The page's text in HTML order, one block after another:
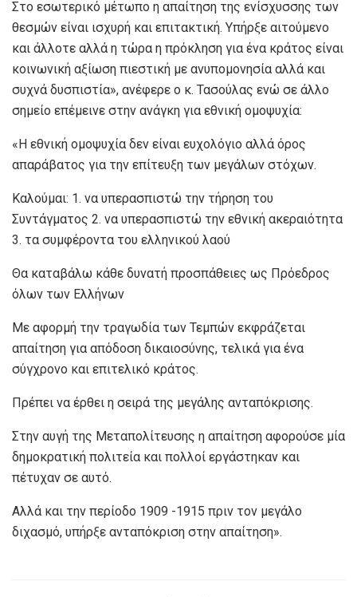
Στο εσωτερικό μέτωπο η απαίτηση της ενίσχυσσης των
θεσμών είναι ισχυρή και επιτακτική. Υπήρξε αιτούμενο
και άλλοτε αλλά η τώρα η πρόκληση για ένα κράτος είναι
κοινωνική αξίωση πιεστική με ανυπομονησία αλλά και
συχνά δυσπιστία», ανέφερε ο κ. Τασούλας ενώ σε άλλο
σημείο επέμεινε στην ανάγκη για εθνική ομοψυχία:
«Η εθνική ομοψυχία δεν είναι ευχολόγιο αλλά όρος
απαράβατος για την επίτευξη των μεγάλων στόχων.
Καλούμαι: 1. να υπερασπιστώ την τήρηση του
Συντάγματος 2. να υπερασπιστώ την εθνική ακεραιότητα
3. τα συμφέροντα του ελληνικού λαού
Θα καταβάλω κάθε δυνατή προσπάθειες ως Πρόεδρος
όλων των Ελλήνων
Με αφορμή την τραγωδία των Τεμπών εκφράζεται
απαίτηση για απόδοση δικαιοσύνης, τελικά για ένα
σύγχρονο και επιτελικό κράτος.
Πρέπει να έρθει η σειρά της μεγάλης ανταπόκρισης.
Στην αυγή της Μεταπολίτευσης η απαίτηση αφορούσε μία
δημοκρατική πολιτεία και πολλοί εργάστηκαν και
πέτυχαν σε αυτό.
Αλλά και την περίοδο 1909 -1915 πριν τον μεγάλο
διχασμό, υπήρξε ανταπόκριση στην απαίτηση».